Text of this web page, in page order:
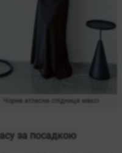
Чорна атласна спідниця максі
за посадкою